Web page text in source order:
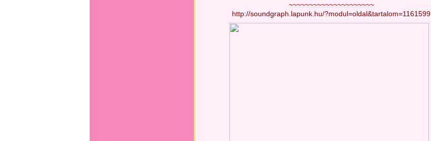
~~~~~~~~~~~~~~~~~~~~~
http://soundgraph.lapunk.hu/?modul=oldal&tartalom=1161599